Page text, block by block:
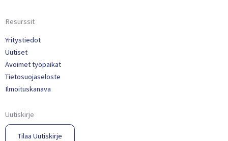
Resurssit
Yritystiedot
Uutiset
Avoimet työpaikat
Tietosuojaseloste
Ilmoituskanava
Uutiskirje
Tilaa Uutiskirje​